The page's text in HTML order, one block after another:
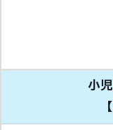
小